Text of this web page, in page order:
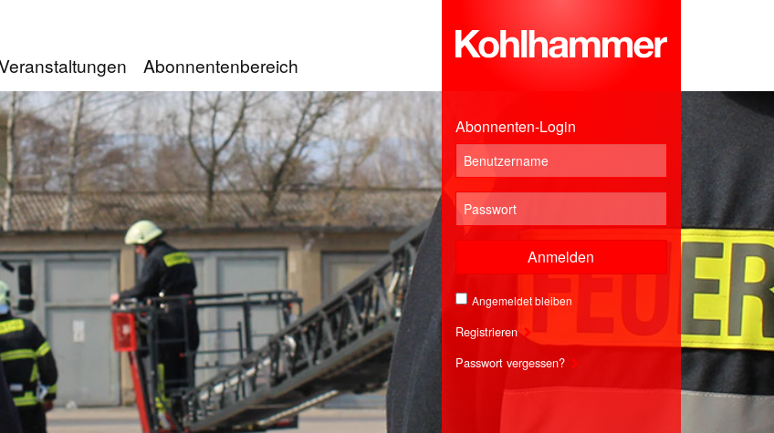
Abonnentenbereich
Abonnenten-Login
Anmelden
Angemeldet bleiben
Registrieren
Passwort vergessen?